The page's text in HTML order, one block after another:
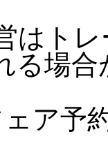
はト
る場
ェア予